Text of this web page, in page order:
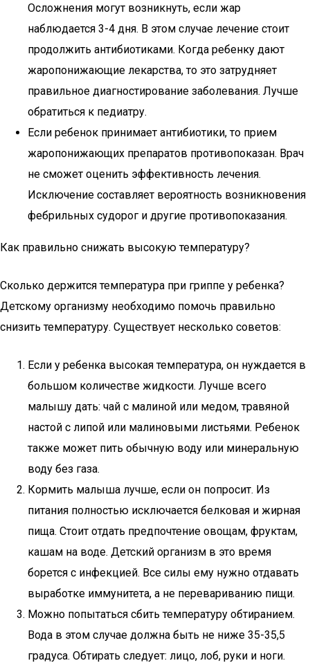
Осложнения могут возникнуть, если жар
наблюдается 3-4 дня. В этом случае лечение стоит
продолжить антибиотиками. Когда ребенку дают
жаропонижающие лекарства, то это затрудняет
правильное диагностирование заболевания. Лучше
обратиться к педиатру.
Если ребенок принимает антибиотики, то прием
жаропонижающих препаратов противопоказан. Врач
не сможет оценить эффективность лечения.
Исключение составляет вероятность возникновения
фебрильных судорог и другие противопоказания.
Как правильно снижать высокую температуру?
Сколько держится температура при гриппе у ребенка?
Детскому организму необходимо помочь правильно
снизить температуру. Существует несколько советов:
Если у ребенка высокая температура, он нуждается в
большом количестве жидкости. Лучше всего
малышу дать: чай с малиной или медом, травяной
настой с липой или малиновыми листьями. Ребенок
также может пить обычную воду или минеральную
воду без газа.
Кормить малыша лучше, если он попросит. Из
питания полностью исключается белковая и жирная
пища. Стоит отдать предпочтение овощам, фруктам,
кашам на воде. Детский организм в это время
борется с инфекцией. Все силы ему нужно отдавать
выработке иммунитета, а не перевариванию пищи.
Можно попытаться сбить температуру обтиранием.
Вода в этом случае должна быть не ниже 35-35,5
градуса. Обтирать следует: лицо, лоб, руки и ноги.